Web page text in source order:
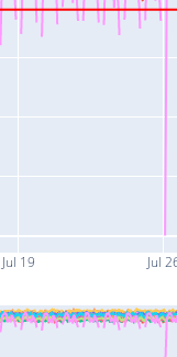
Jul 19 Jul